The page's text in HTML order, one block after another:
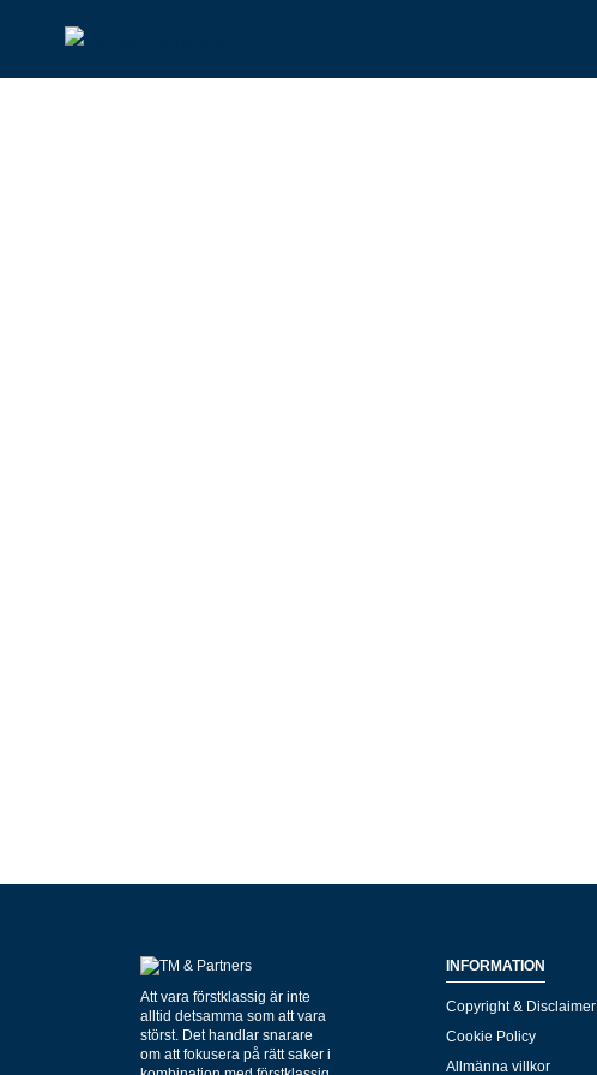
Att vara förstklassig är inte
alltid detsamma som att vara
störst. Det handlar snarare
om att fokusera på rätt saker i
INFORMATION
Copyright & Disclaimer
Cookie Policy
Allmänna villkor